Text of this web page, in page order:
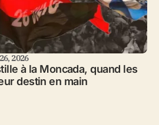
2026
à la Moncada, quand les
destin en main